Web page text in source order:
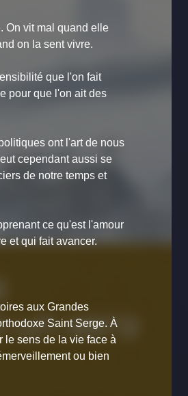
On vit mal quand elle
on la sent vivre.
que l'on fait
pour que l'on ait des
ont l'art de nous
cependant aussi se
de notre temps et
ce qu'est l'amour
et qui fait avancer.
aux Grandes
Saint Serge. À
le sens de la vie face à
ou bien